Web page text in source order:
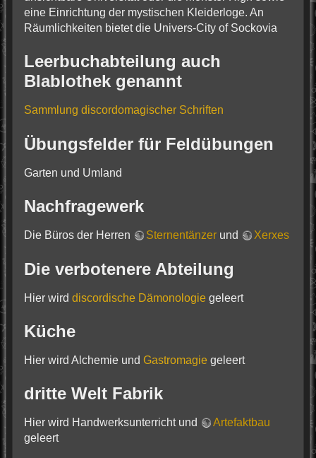
eine Einrichtung der mystischen Kleiderloge. An
Räumlichkeiten bietet die Univers-City of Sockovia
Leerbuchabteilung auch
Blablothek genannt
Sammlung discordomagischer Schriften
Übungsfelder für Feldübungen
Garten und Umland
Nachfragewerk
Die Büros der Herren Sternentänzer und Xerxes
Die verbotenere Abteilung
Hier wird discordische Dämonologie geleert
Küche
Hier wird Alchemie und Gastromagie geleert
dritte Welt Fabrik
Hier wird Handwerksunterricht und
Artefaktbau
geleert